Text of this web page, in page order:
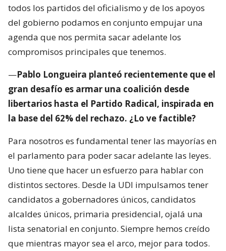
todos los partidos del oficialismo y de los apoyos
del gobierno podamos en conjunto empujar una
agenda que nos permita sacar adelante los
compromisos principales que tenemos.
—Pablo Longueira planteó recientemente que el
gran desafío es armar una coalición desde
libertarios hasta el Partido Radical, inspirada en
la base del 62% del rechazo. ¿Lo ve factible?
Para nosotros es fundamental tener las mayorías en
el parlamento para poder sacar adelante las leyes.
Uno tiene que hacer un esfuerzo para hablar con
distintos sectores. Desde la UDI impulsamos tener
candidatos a gobernadores únicos, candidatos
alcaldes únicos, primaria presidencial, ojalá una
lista senatorial en conjunto. Siempre hemos creído
que mientras mayor sea el arco, mejor para todos.